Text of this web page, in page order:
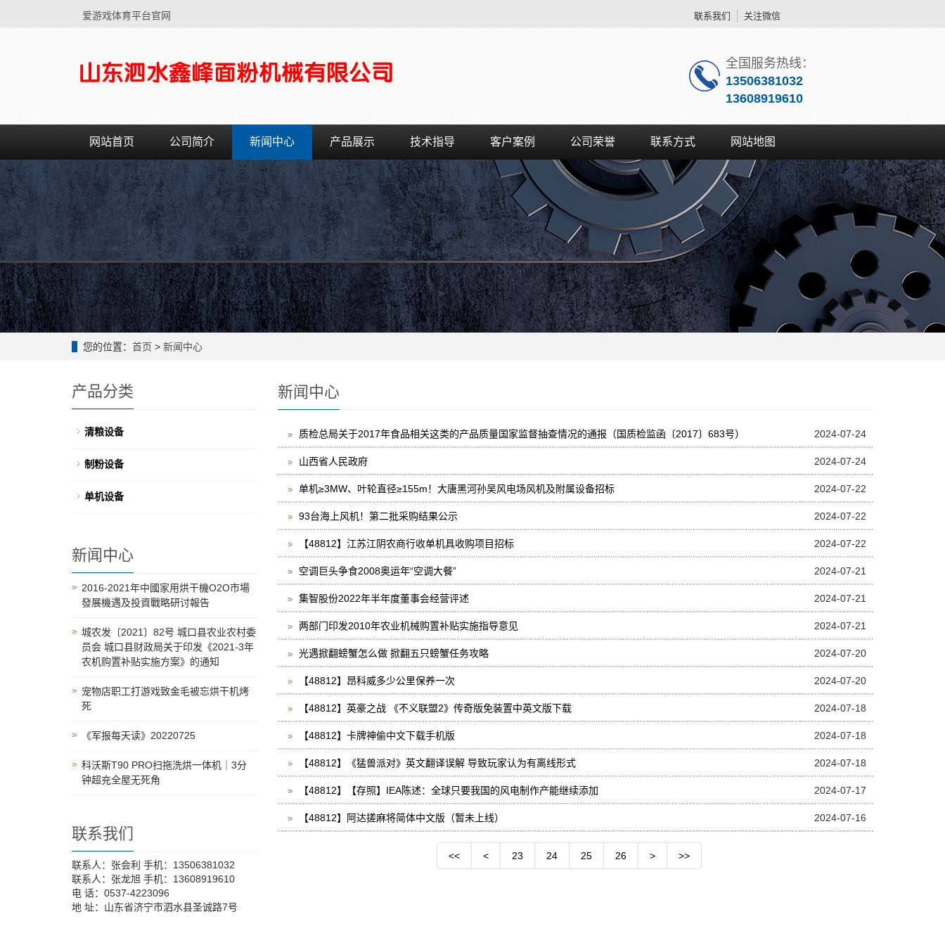
爱游戏体育平台官网 联系我们 关注微信
全国服务热线：
13506381032
13608919610
网站首页 公司简介 新闻中心 产品展示 技术指导 客户案例 公司荣誉 联系方式 网站地图
您的位置： 首页 > 新闻中心
新闻中心
质检总局关于2017年食品相关这类的产品质量国家监督抽查情况的通报（国质检监函〔2017〕683号） 2024-07-24
山西省人民政府 2024-07-24
单机≥3MW、叶轮直径≥155m！大唐黑河孙吴风电场风机及附属设备招标 2024-07-22
93台海上风机！第二批采购结果公示 2024-07-22
【48812】江苏江阴农商行收单机具收购项目招标 2024-07-22
空调巨头争食2008奥运年“空调大餐” 2024-07-21
集智股份2022年半年度董事会经营评述 2024-07-21
两部门印发2010年农业机械购置补贴实施指导意见 2024-07-21
光遇掀翻螃蟹怎么做 掀翻五只螃蟹任务攻略 2024-07-20
【48812】昂科威多少公里保养一次 2024-07-20
【48812】英豪之战 《不义联盟2》传奇版免装置中英文版下载 2024-07-18
【48812】卡牌神偷中文下载手机版 2024-07-18
【48812】《猛兽派对》英文翻译误解 导致玩家认为有离线形式 2024-07-18
【48812】【存照】IEA陈述：全球只要我国的风电制作产能继续添加 2024-07-17
【48812】阿达搓麻将简体中文版（暂未上线） 2024-07-16
<< < 23 24 25 26 > >>
产品分类
清粮设备
制粉设备
单机设备
新闻中心
2016-2021年中國家用烘干機O2O市場
發展機遇及投資戰略研讨報告
城农发〔2021〕82号 城口县农业农村委
员会 城口县财政局关于印发《2021-3年
农机购置补贴实施方案》的通知
宠物店职工打游戏致金毛被忘烘干机烤
死
《军报每天读》20220725
科沃斯T90 PRO扫拖洗烘一体机｜3分
钟超充全屋无死角
联系我们
联系人：张会利 手机：13506381032
联系人：张龙旭 手机：13608919610
电 话：0537-4223096
地 址：山东省济宁市泗水县圣诚路7号